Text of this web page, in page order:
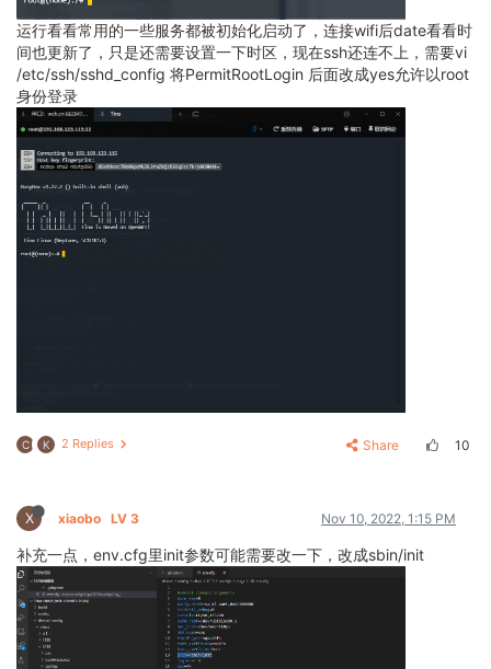
运行看看常用的一些服务都被初始化启动了，连接wifi后date看看时
间也更新了，只是还需要设置一下时区，现在ssh还连不上，需要vi
/etc/ssh/sshd_config 将PermitRootLogin 后面改成yes允许以root
身份登录
C K 2 Replies Share 10
X xiaobo LV 3 Nov 10, 2022, 1:15 PM
补充一点，env.cfg里init参数可能需要改一下，改成sbin/init